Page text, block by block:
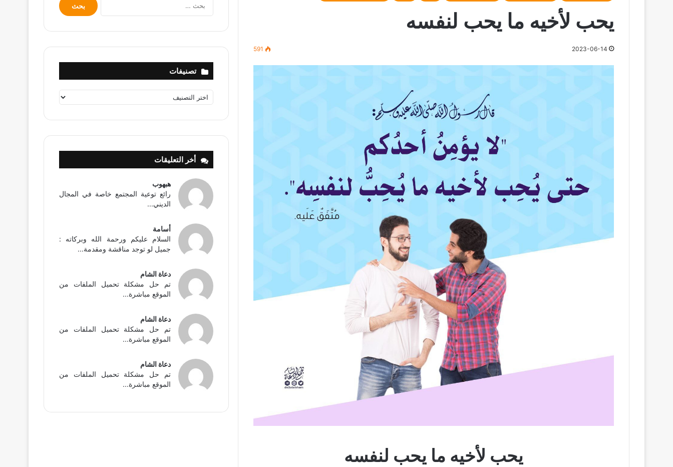
يحب لأخيه ما يحب لنفسه
2023-06-14
591
يحب لأخيه ما يحب لنفسه
عن:
تصنيفات
تصنيفات
أخر التعليقات
هبهوب
رائع توعية المجتمع خاصة في المجال
الديني...
أسامة
السلام عليكم ورحمة الله وبركاته :
جميل لو توجد مناقشة ومقدمة...
دعاة الشام
تم حل مشكلة تحميل الملفات من
الموقع مباشرة...
دعاة الشام
تم حل مشكلة تحميل الملفات من
الموقع مباشرة...
دعاة الشام
تم حل مشكلة تحميل الملفات من
الموقع مباشرة...